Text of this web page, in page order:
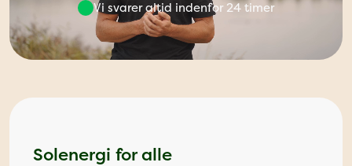
Vi svarer altid indenfor 24 timer
Solenergi for alle